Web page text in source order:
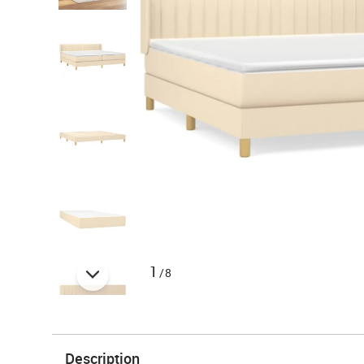
1 /8
Description